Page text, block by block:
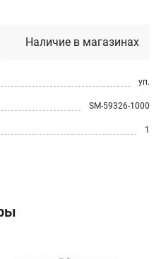
Наличие в магазинах
уп.
SM-59326-1000
1